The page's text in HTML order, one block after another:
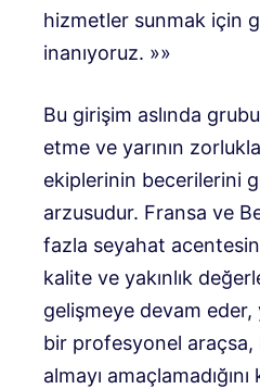
hizmetler sunmak için
inanıyoruz. »»
Bu girişim aslında
etme ve yarının
ekiplerinin becerilerini
arzusudur. Fransa ve
fazla seyahat
kalite ve yakınlık
gelişmeye devam
bir profesyonel araçsa,
almayı